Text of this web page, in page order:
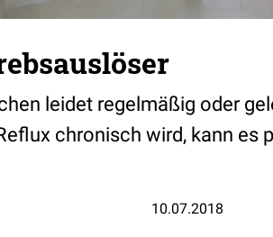
leidet regelmäßig oder
chronisch wird, kann es
10.07.2018